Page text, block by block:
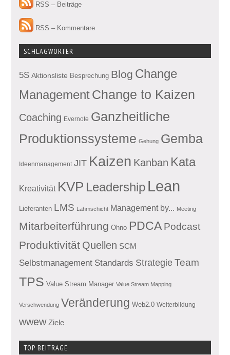
RSS – Beiträge
RSS – Kommentare
SCHLAGWÖRTER
5S Aktionsliste Besprechung Blog Change
ManagementChange to Kaizen
Coaching Evernote Ganzheitliche
Produktionssysteme Gehung Gemba
Ideenmanagement JIT Kaizen Kanban Kata
Kreativität KVP Leadership Lean
Lieferanten LMS Lähmschicht Management by... Meeting
Mitarbeiterführung Ohno PDCA Podcast
Produktivität Quellen SCM
Selbstmanagement Standards Strategie Team
TPS Value Stream Manager Value Stream Mapping
Verschwendung Veränderung Web2.0 Weiterbildung
wwew Ziele
TOP BEITRÄGE